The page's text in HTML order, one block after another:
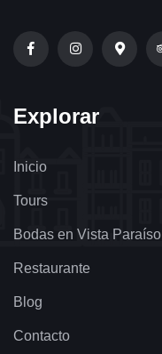
Explorar
Inicio
Tours
Bodas en Vista Paraíso
Restaurante
Blog
Contacto